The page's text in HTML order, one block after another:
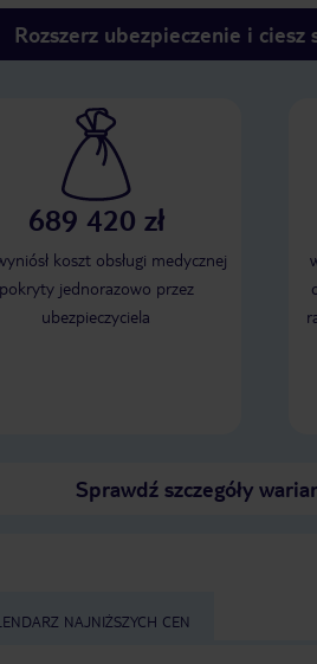
Rozszerz ubezpieczenie i ciesz
689 420 zł
koszt obsługi medycznej
pokryty jednorazowo przez
ubezpieczyciela
Sprawdź szczegóły
NAJNIŻSZYCH CEN